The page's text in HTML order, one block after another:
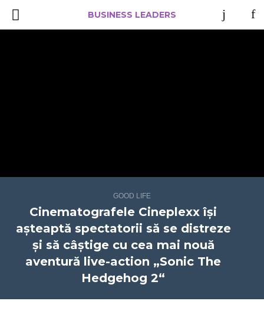
BUSINESS LEADERS
GOOD LIFE
Cinematografele Cineplexx își
așteaptă spectatorii să se distreze
și să câștige cu cea mai nouă
aventură live-action „Sonic The
Hedgehog 2“